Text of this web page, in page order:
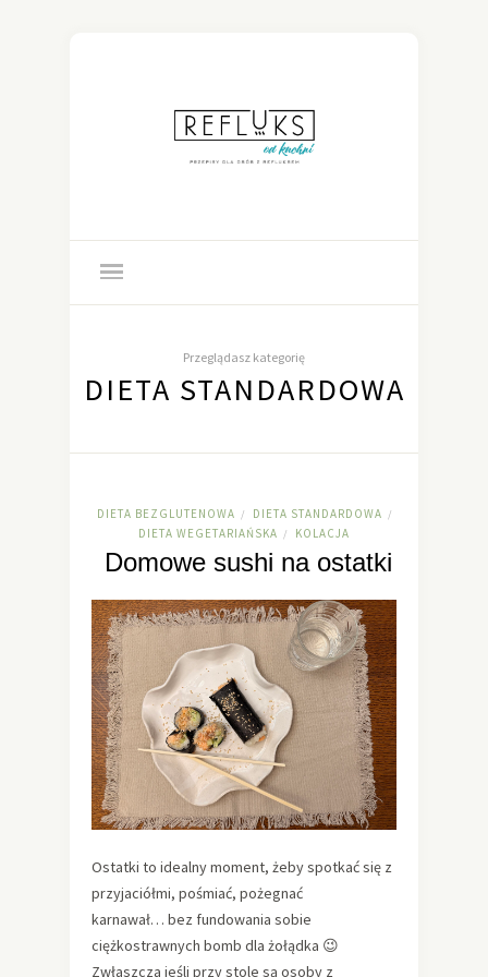
Przeglądasz kategorię
DIETA STANDARDOWA
DIETA BEZGLUTENOWA / DIETA STANDARDOWA /
DIETA WEGETARIAŃSKA / KOLACJA
Domowe sushi na ostatki
Ostatki to idealny moment, żeby spotkać się z
przyjaciółmi, pośmiać, pożegnać
karnawał… bez fundowania sobie
ciężkostrawnych bomb dla żołądka 😉
Zwłaszcza jeśli przy stole są osoby z